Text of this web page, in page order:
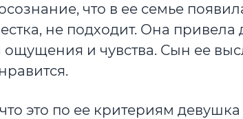
что в ее семье
не подходит. Она привела
и чувства. Сын ее
это по ее критериям